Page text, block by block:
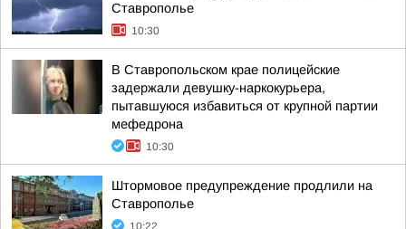
Ставрополье
10:30
В Ставропольском крае полицейские
задержали девушку-наркокурьера,
пытавшуюся избавиться от крупной партии
мефедрона
10:30
Штормовое предупреждение продлили на
Ставрополье
10:22